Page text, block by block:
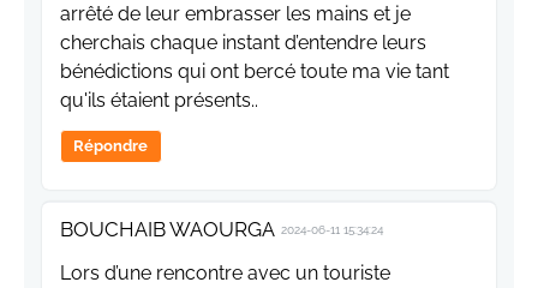
arrêté de leur embrasser les mains et je
cherchais chaque instant d’entendre leurs
bénédictions qui ont bercé toute ma vie tant
qu'ils étaient présents..
Répondre
BOUCHAIB WAOURGA 2024-06-11 15:34:24
Lors d’une rencontre avec un touriste